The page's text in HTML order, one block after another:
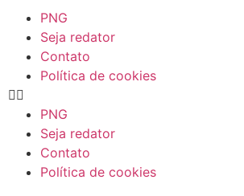
PNG
Seja redator
Contato
Política de cookies
PNG
Seja redator
Contato
Política de cookies